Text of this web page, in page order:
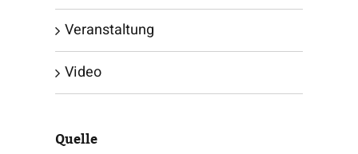
Veranstaltung
Video
Quelle